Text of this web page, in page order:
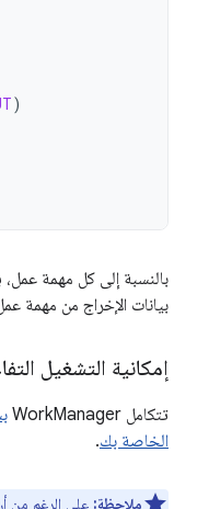
)
بالنسبة إلى كل مهمة
بيانات الإخراج من مهمة
إمكانية التشغيل
تتكامل WorkManager
الخاصة بك.
ملاحظة: